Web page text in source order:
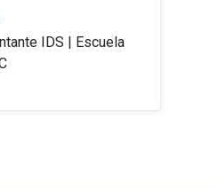
IDS | Escuela